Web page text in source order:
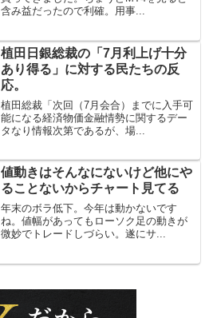
含み益だったので利確。用事...
植田日銀総裁の「7月利上げ十分
あり得る」に対する民たちの反
応。
植田総裁「次回（7月会合）までに入手可
能になる経済物価金融情勢に関するデー
タなり情報次第であるが、場...
値動きはそんなにないけど他にや
ることないからチャート見てる
年末のボラ低下。今年は動かないです
ね。値幅があってもローソク足の動きが
微妙でトレードしづらい。遂にサ...